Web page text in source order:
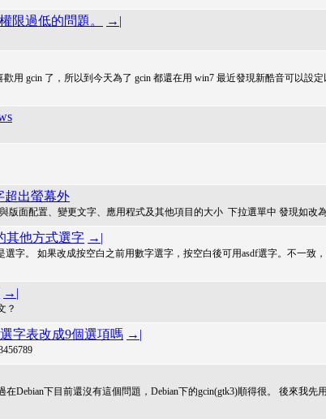
限過低的問題。 →|
用 gcin 了，所以到今天為了 gcin 都還在用 win7 最近發現新酷音可以設
超出螢幕外
版面配置、變更文字、應用程式及其他項目的大小 下拉選單中 發現如改
其他方式選字 →|
字。 如果改成按空白之前用數字選字，按空白後可用asdf選字。不一致
→|
？
字表改成9個選項嗎 →|
Debian下目前還沒有這個問題，Debian下的gcin(gtk3)順得很。 後來我先